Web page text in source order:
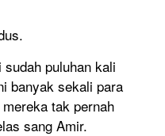
sudah puluhan kali
banyak sekali para
tak pernah
sang Amir.